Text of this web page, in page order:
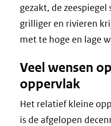
gezakt, de
grilliger en rivieren
met te hoge en lage
Veel wensen
oppervlak
Het relatief kleine
is de afgelopen